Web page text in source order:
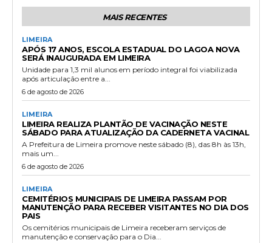
MAIS RECENTES
LIMEIRA
APÓS 17 ANOS, ESCOLA ESTADUAL DO LAGOA NOVA
SERÁ INAUGURADA EM LIMEIRA
Unidade para 1,3 mil alunos em período integral foi viabilizada
após articulação entre a...
6 de agosto de 2026
LIMEIRA
LIMEIRA REALIZA PLANTÃO DE VACINAÇÃO NESTE
SÁBADO PARA ATUALIZAÇÃO DA CADERNETA VACINAL
A Prefeitura de Limeira promove neste sábado (8), das 8h às 13h,
mais um...
6 de agosto de 2026
LIMEIRA
CEMITÉRIOS MUNICIPAIS DE LIMEIRA PASSAM POR
MANUTENÇÃO PARA RECEBER VISITANTES NO DIA DOS
PAIS
Os cemitérios municipais de Limeira receberam serviços de
manutenção e conservação para o Dia...